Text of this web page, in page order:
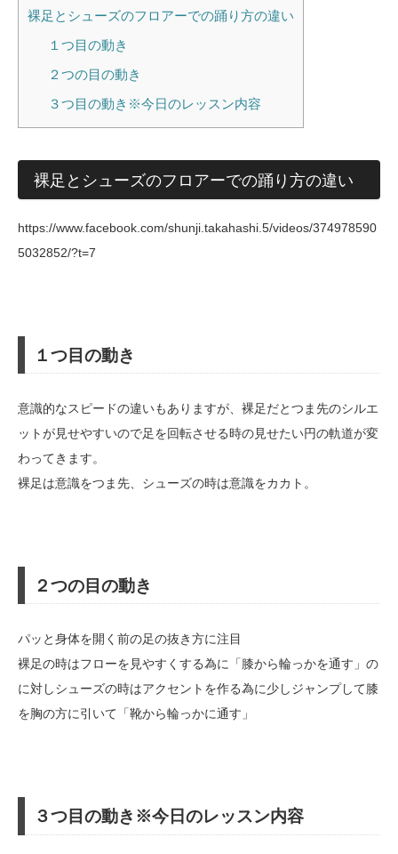
裸足とシューズのフロアーでの踊り方の違い
１つ目の動き
２つの目の動き
３つ目の動き※今日のレッスン内容
裸足とシューズのフロアーでの踊り方の違い
https://www.facebook.com/shunji.takahashi.5/videos/374978590
5032852/?t=7
１つ目の動き
意識的なスピードの違いもありますが、裸足だとつま先のシルエ
ットが見せやすいので足を回転させる時の見せたい円の軌道が変
わってきます。
裸足は意識をつま先、シューズの時は意識をカカト。
２つの目の動き
パッと身体を開く前の足の抜き方に注目
裸足の時はフローを見やすくする為に「膝から輪っかを通す」の
に対しシューズの時はアクセントを作る為に少しジャンプして膝
を胸の方に引いて「靴から輪っかに通す」
３つ目の動き※今日のレッスン内容